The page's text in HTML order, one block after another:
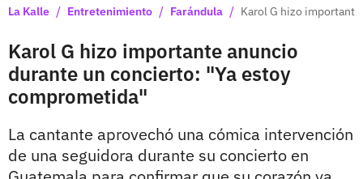
La Kalle / Entretenimiento / Farándula / Karol G hizo
Karol G hizo importante anuncio
durante un concierto: "Ya estoy
comprometida"
La cantante aprovechó una cómica intervención
de una seguidora durante su concierto en